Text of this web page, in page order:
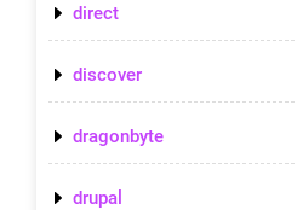
direct
discover
dragonbyte
drupal